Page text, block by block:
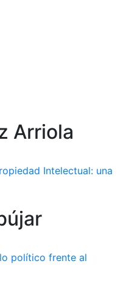
Arriola
Intelectual: una
político frente al